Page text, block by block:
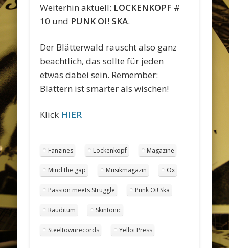
Weiterhin aktuell: LOCKENKOPF #
10 und PUNK OI! SKA.
Der Blätterwald rauscht also ganz
beachtlich, das sollte für jeden
etwas dabei sein. Remember:
Blättern ist smarter als wischen!
Klick HIER
Fanzines Lockenkopf Magazine
Mind the gap Musikmagazin Ox
Passion meets Struggle Punk Oi! Ska
Rauditum Skintonic
Steeltownrecords Yelloi Press